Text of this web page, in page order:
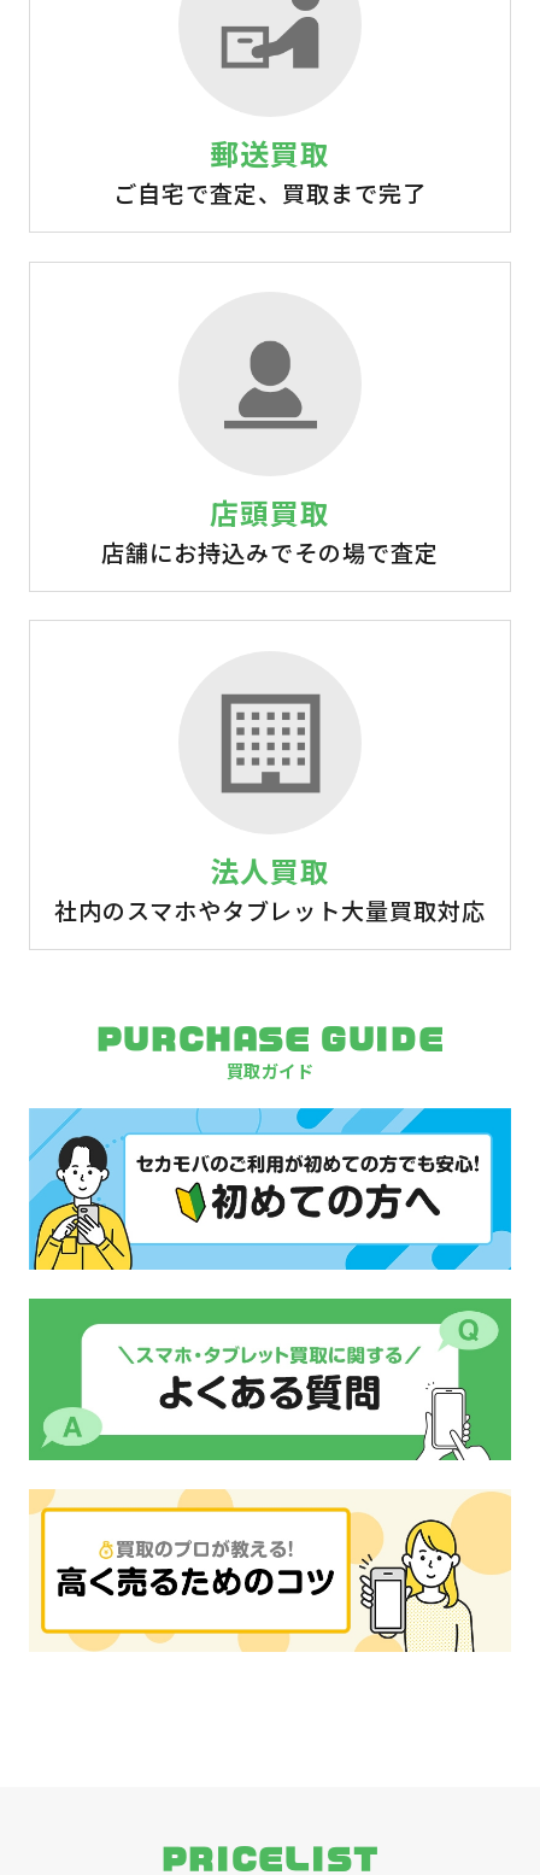
郵送買取
ご自宅で査定、買取まで完了
店頭買取
店舗にお持込みでその場で査定
法人買取
社内のスマホやタブレット大量買取対応
PURCHASE GUIDE
買取ガイド
PRICELIST